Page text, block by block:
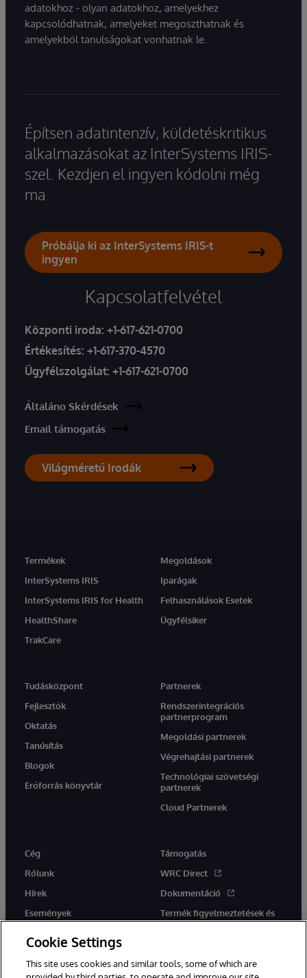
adatokhoz - olyan adatokhoz, amelyekhez
kapcsolódhatnak, amelyeket megoszthatnak és
amelyekből tanulságokat vonhatnak le.
Építsen adatintenzív, küldetéskritikus
alkalmazásokat az InterSystems IRIS-
szel. Kezdjen el ingyen kódolni még
ma.
Próbálja ki az InterSystems IRIS-t
ingyen
Kapcsolatfelvétel
Központi iroda: +1-617-621-0700
Értékesítés: +1-617-370-4570
Ügyfélszolgálat: +1-617-621-0700
Általáno Skérdések
Email támogatás
Világméretű Irodák
Termékek
InterSystems IRIS
InterSystems IRIS for Health
HealthShare
TrakCare
Megoldások
Iparágak
Felhasználások Esetek
Ügyfélsiker
Tudásközpont
Fejlesztők
Oktatás
Tanúsítás
Blogok
Erőforrás könyvtár
Partnerek
Rendszerintegrációs
partnerprogram
Megoldási partnerek
Végrehajtási partnerek
Technológiai szövetségi
partnerek
Cloud Partnerek
Cég
Rólunk
Hírek
Események
Támogatás
WRC Direct
Dokumentáció
Termék figyelmeztetések és
tanácsok
Cookie Settings
This site uses cookies and similar tools, some of which are